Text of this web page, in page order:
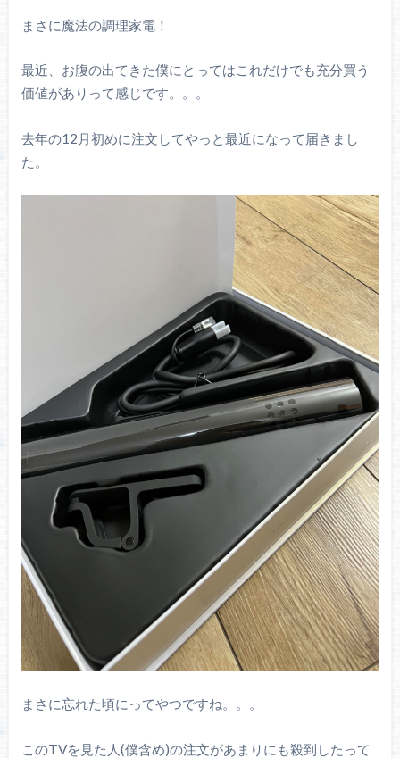
まさに魔法の調理家電！
最近、お腹の出てきた僕にとってはこれだけでも充分買う
価値がありって感じです。。。
去年の12月初めに注文してやっと最近になって届きまし
た。
まさに忘れた頃にってやつですね。。。
このTVを見た人(僕含め)の注文があまりにも殺到したって